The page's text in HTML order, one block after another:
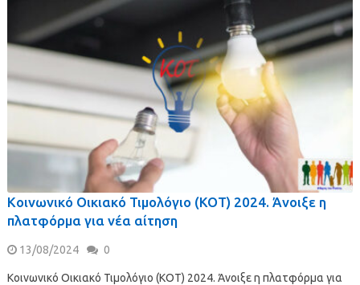
Κοινωνικό Οικιακό Τιμολόγιο (ΚΟΤ) 2024. Άνοιξε η
πλατφόρμα για νέα αίτηση
13/08/2024 0
Κοινωνικό Οικιακό Τιμολόγιο (ΚΟΤ) 2024. Άνοιξε η πλατφόρμα για